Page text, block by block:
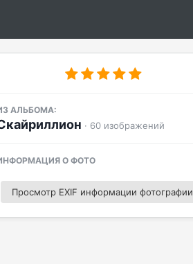
АЛЬБОМА:
· 60 изображений
О ФОТО
Просмотр EXIF информации фотографии